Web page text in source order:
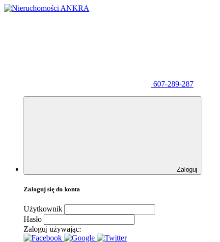
607-289-287
Zaloguj
Zaloguj się do konta
Użytkownik
Hasło
Zaloguj używając: